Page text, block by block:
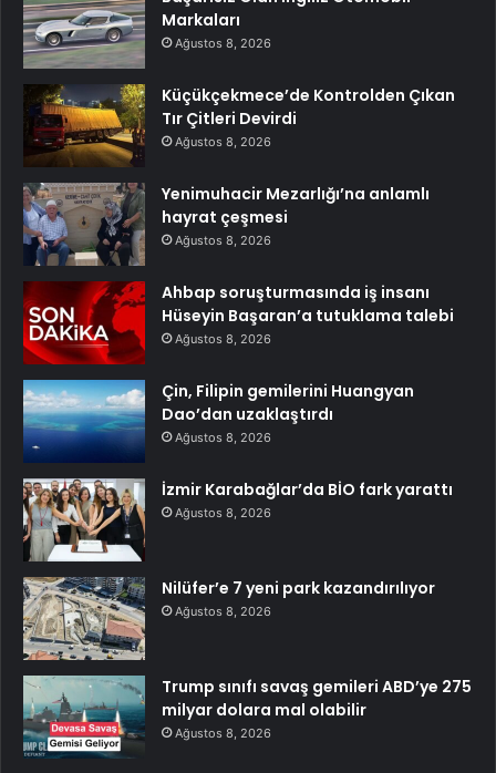
Markaları
Ağustos 8, 2026
Küçükçekmece’de Kontrolden Çıkan
Tır Çitleri Devirdi
Ağustos 8, 2026
Yenimuhacir Mezarlığı’na anlamlı
hayrat çeşmesi
Ağustos 8, 2026
Ahbap soruşturmasında iş insanı
Hüseyin Başaran’a tutuklama talebi
Ağustos 8, 2026
Çin, Filipin gemilerini Huangyan
Dao’dan uzaklaştırdı
Ağustos 8, 2026
İzmir Karabağlar’da BİO fark yarattı
Ağustos 8, 2026
Nilüfer’e 7 yeni park kazandırılıyor
Ağustos 8, 2026
Trump sınıfı savaş gemileri ABD’ye 275
milyar dolara mal olabilir
Ağustos 8, 2026